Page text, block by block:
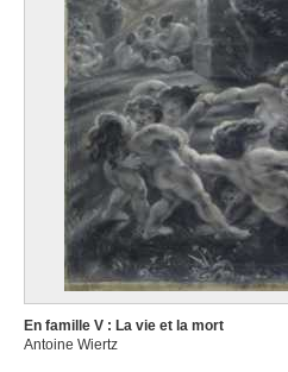
En famille V : La vie et la mort
Antoine Wiertz